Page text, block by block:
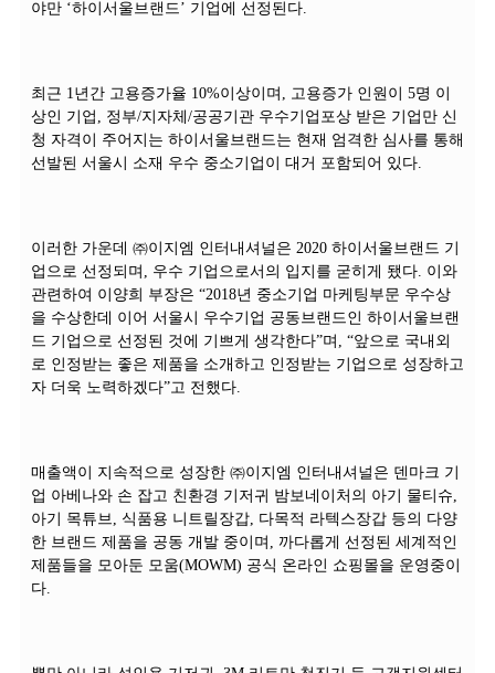
야만 ‘하이서울브랜드’ 기업에 선정된다.
최근 1년간 고용증가율 10%이상이며, 고용증가 인원이 5명 이
상인 기업, 정부/지자체/공공기관 우수기업포상 받은 기업만 신
청 자격이 주어지는 하이서울브랜드는 현재 엄격한 심사를 통해
선발된 서울시 소재 우수 중소기업이 대거 포함되어 있다.
이러한 가운데 ㈜이지엠 인터내셔널은 2020 하이서울브랜드 기
업으로 선정되며, 우수 기업으로서의 입지를 굳히게 됐다. 이와
관련하여 이양희 부장은 “2018년 중소기업 마케팅부문 우수상
을 수상한데 이어 서울시 우수기업 공동브랜드인 하이서울브랜
드 기업으로 선정된 것에 기쁘게 생각한다”며, “앞으로 국내외
로 인정받는 좋은 제품을 소개하고 인정받는 기업으로 성장하고
자 더욱 노력하겠다”고 전했다.
매출액이 지속적으로 성장한 ㈜이지엠 인터내셔널은 덴마크 기
업 아베나와 손 잡고 친환경 기저귀 밤보네이처의 아기 물티슈,
아기 목튜브, 식품용 니트릴장갑, 다목적 라텍스장갑 등의 다양
한 브랜드 제품을 공동 개발 중이며, 까다롭게 선정된 세계적인
제품들을 모아둔 모움(MOWM) 공식 온라인 쇼핑몰을 운영중이
다.